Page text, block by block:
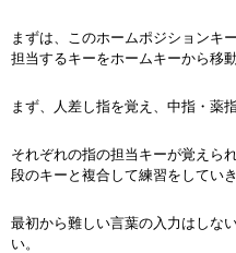
まずは、このホームポジションキ
担当するキーをホームキーから移
まず、人差し指を覚え、中指・薬
それぞれの指の担当キーが覚えら
段のキーと複合して練習をしていき
最初から難しい言葉の入力はしな
い。